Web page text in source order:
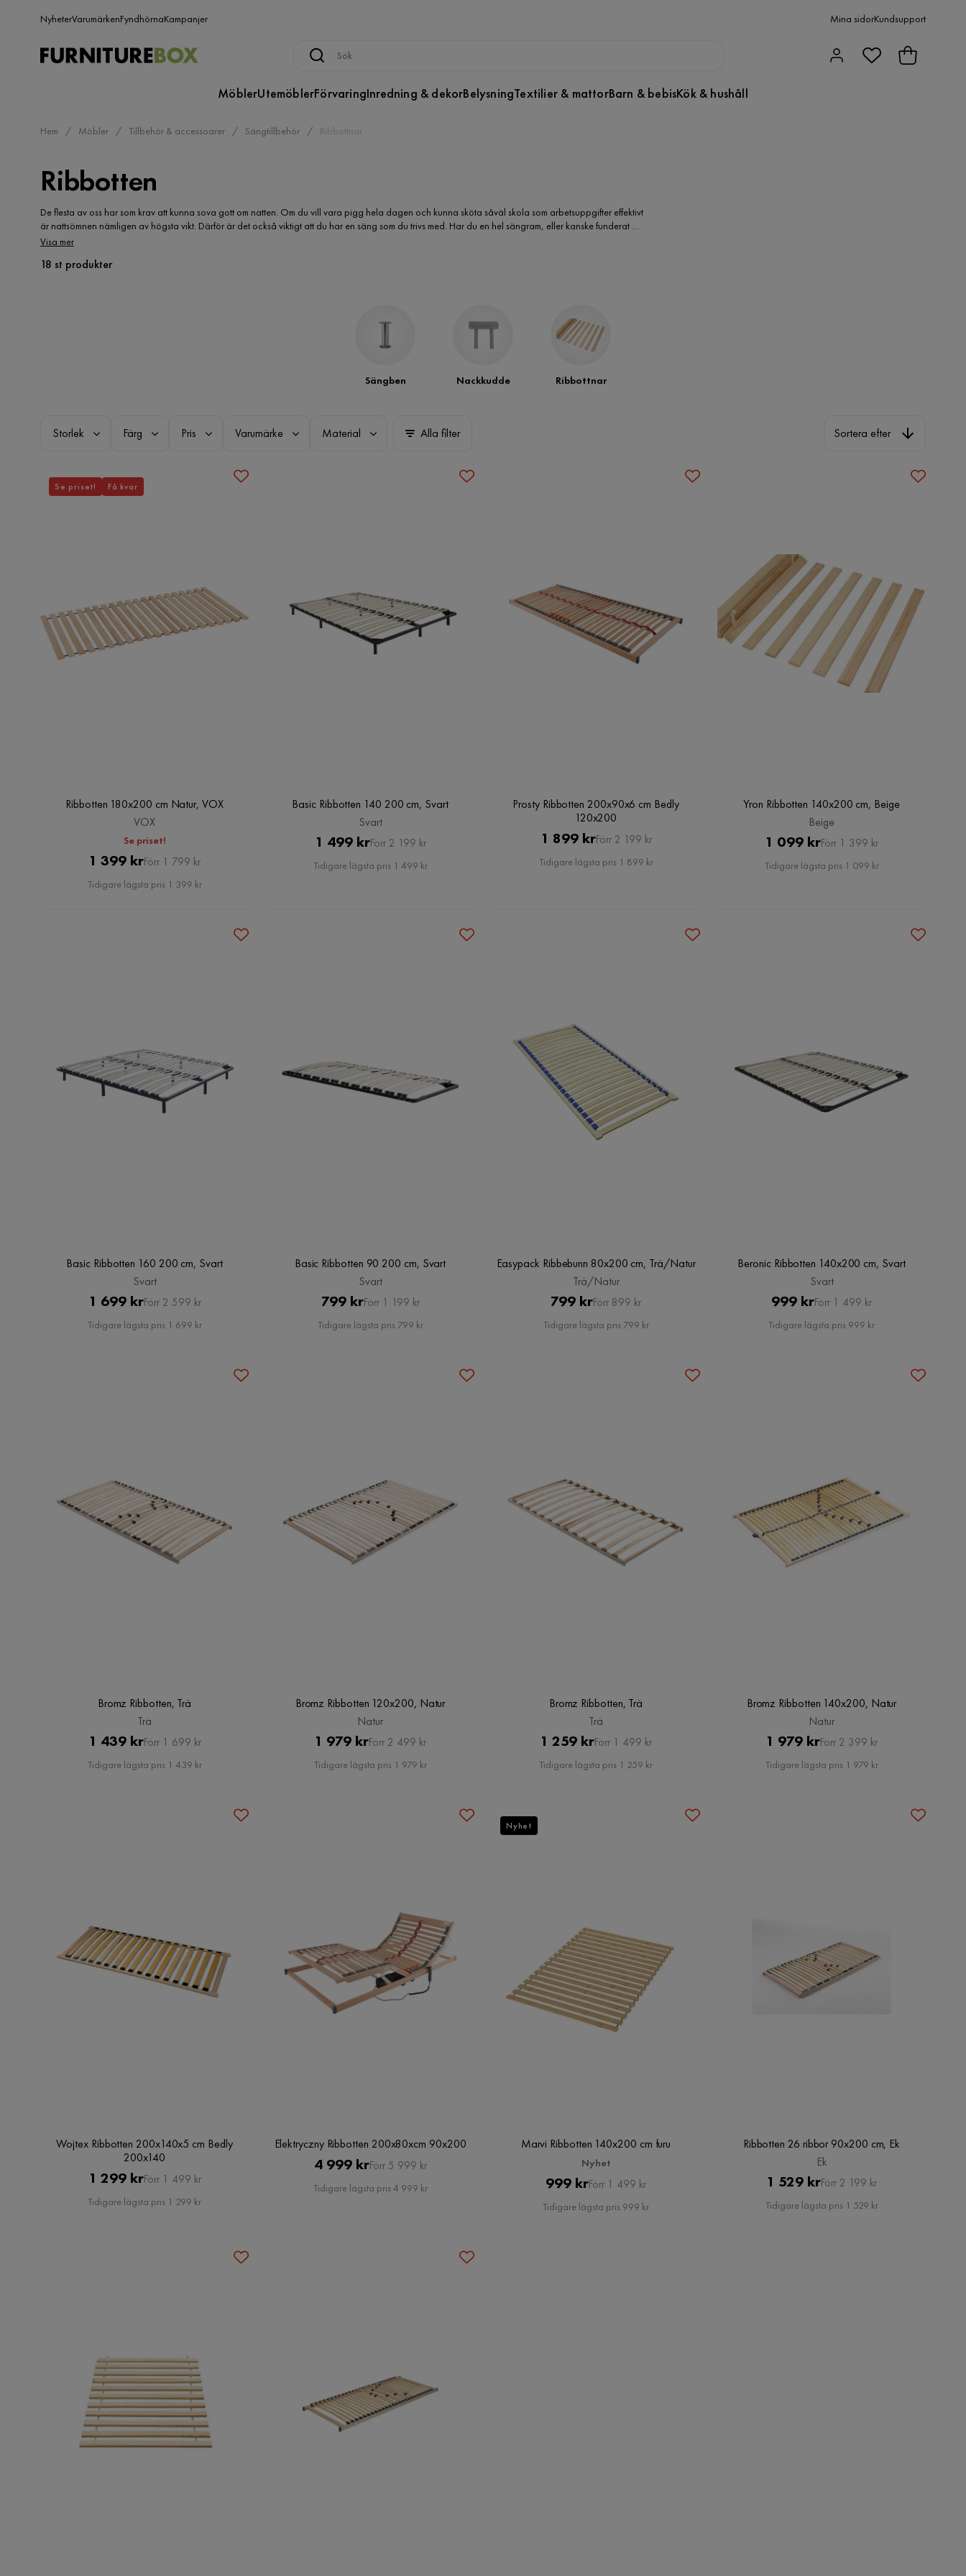
NyheterVarumärkenFyndhörnaKampanjer Mina sidorKundsupport
MöblerUtemöblerFörvaringInredning & dekorBelysningTextilier & mattorBarn & bebisKök & hushåll
Hem Möbler Tillbehör & accessoarer Sängtillbehör Ribbottnar
Ribbotten
De flesta av oss har som krav att kunna sova gott om natten. Om du vill vara pigg hela dagen och kunna sköta såväl skola som arbetsuppgifter effektivt
är nattsömnen nämligen av högsta vikt. Därför är det också viktigt att du har en säng som du trivs med. Har du en hel sängram, eller kanske funderat på
att investera i en, kommer du också vara i behov av en ribbotten. En billig ribbotten hittar du enkelt på internet. Här är utbudet betydligt större och du
det du vill ha.
Visa mer
18 st produkter
Sängben Nackkudde Ribbottnar
Storlek Färg Pris Varumärke Material Alla filter Sortera efter
Ribbotten 180x200 cm Natur, VOX
VOX
Se priset!
Pris
1 399 krOriginal
Pris
Förr 1 799 kr
Tidigare lägsta pris 1 399 kr
Se priset! Få kvar
Basic Ribbotten 140 200 cm, Svart
Svart
Pris
1 499 krOriginal
Pris
Förr 2 199 kr
Tidigare lägsta pris 1 499 kr
Prosty Ribbotten 200x90x6 cm Bedly
120x200
Pris
1 899 krOriginal
Pris
Förr 2 199 kr
Tidigare lägsta pris 1 899 kr
Yron Ribbotten 140x200 cm, Beige
Beige
Pris
1 099 krOriginal
Pris
Förr 1 399 kr
Tidigare lägsta pris 1 099 kr
Basic Ribbotten 160 200 cm, Svart
Svart
Pris
1 699 krOriginal
Pris
Förr 2 599 kr
Tidigare lägsta pris 1 699 kr
Basic Ribbotten 90 200 cm, Svart
Svart
Pris
799 kr Original
Pris
Förr 1 199 kr
Tidigare lägsta pris 799 kr
Easypack Ribbebunn 80x200 cm, Trä/Natur
Trä/Natur
Pris
799 krOriginal
Pris
Förr 899 kr
Tidigare lägsta pris 799 kr
Beronic Ribbotten 140x200 cm, Svart
Svart
Pris
999 kr Original
Pris
Förr 1 499 kr
Tidigare lägsta pris 999 kr
Bromz Ribbotten, Trä
Trä
Pris
1 439 krOriginal
Pris
Förr 1 699 kr
Tidigare lägsta pris 1 439 kr
Bromz Ribbotten 120x200, Natur
Natur
Pris
1 979 krOriginal
Pris
Förr 2 499 kr
Tidigare lägsta pris 1 979 kr
Bromz Ribbotten, Trä
Trä
Pris
1 259 krOriginal
Pris
Förr 1 499 kr
Tidigare lägsta pris 1 259 kr
Bromz Ribbotten 140x200, Natur
Natur
Pris
1 979 krOriginal
Pris
Förr 2 399 kr
Tidigare lägsta pris 1 979 kr
Wojtex Ribbotten 200x140x5 cm Bedly
200x140
Pris
1 299 krOriginal
Pris
Förr 1 499 kr
Tidigare lägsta pris 1 299 kr
Elektryczny Ribbotten 200x80xcm 90x200
Pris
4 999 krOriginal
Pris
Förr 5 999 kr
Tidigare lägsta pris 4 999 kr
Marvi Ribbotten 140x200 cm furu
Nyhet
Pris
999 kr Original
Pris
Förr 1 499 kr
Tidigare lägsta pris 999 kr
Nyhet
Ribbotten 26 ribbor 90x200 cm, Ek
Ek
Pris
1 529 krOriginal
Pris
Förr 2 199 kr
Tidigare lägsta pris 1 529 kr